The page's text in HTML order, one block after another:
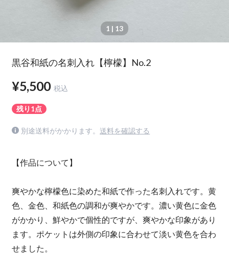
1 | 13
黒谷和紙の名刺入れ【檸檬】No.2
¥5,500 税込
残り1点
別途送料がかかります。 送料を確認する
【作品について】
爽やかな檸檬色に染めた和紙で作った名刺入れです。黄
色、金色、和紙色の調和が爽やかです。濃い黄色に金色
がかかり、鮮やかで個性的ですが、爽やかな印象があり
ます。ポケットは外側の印象に合わせて淡い黄色を合わ
せました。